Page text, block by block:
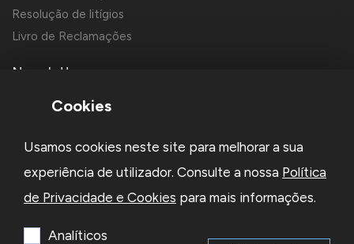
Resolução de litígios
Livro de Reclamações
Newsletter
Li e aceito aPolítica de Privacidadee os Termos e Condições
Cookies
Usamos cookies neste site para melhorar a sua
experiência de utilizador. Consulte a nossa Política
de Privacidade e Cookies para mais informações.
Analíticos